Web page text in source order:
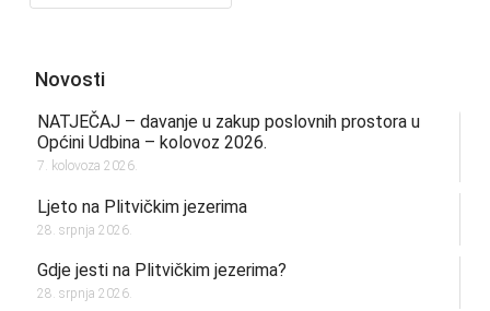
Novosti
NATJEČAJ – davanje u zakup poslovnih prostora u
Općini Udbina – kolovoz 2026.
7. kolovoza 2026.
Ljeto na Plitvičkim jezerima
28. srpnja 2026.
Gdje jesti na Plitvičkim jezerima?
28. srpnja 2026.